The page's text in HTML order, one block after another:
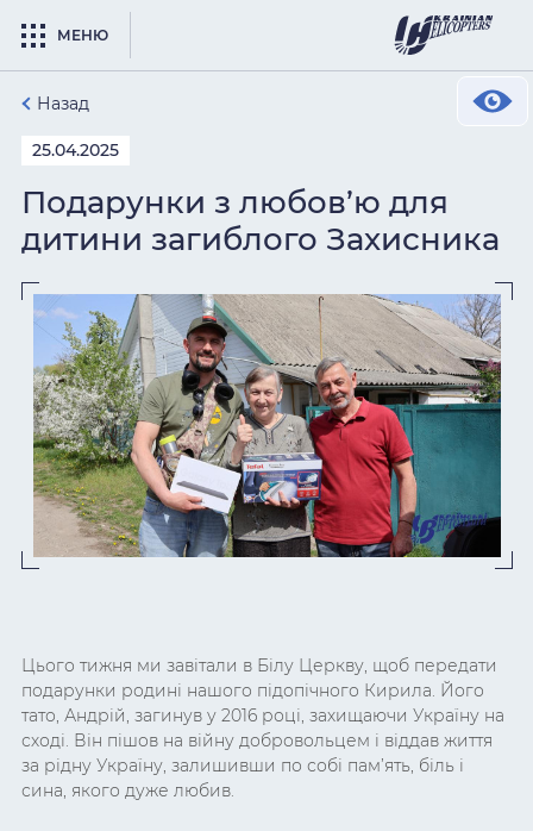
МЕНЮ
Назад
25.04.2025
Подарунки з любов’ю для
дитини загиблого Захисника
Цього тижня ми завітали в Білу Церкву, щоб передати
подарунки родині нашого підопічного Кирила. Його
тато, Андрій, загинув у 2016 році, захищаючи Україну на
сході. Він пішов на війну добровольцем і віддав життя
за рідну Україну, залишивши по собі пам’ять, біль і
сина, якого дуже любив.